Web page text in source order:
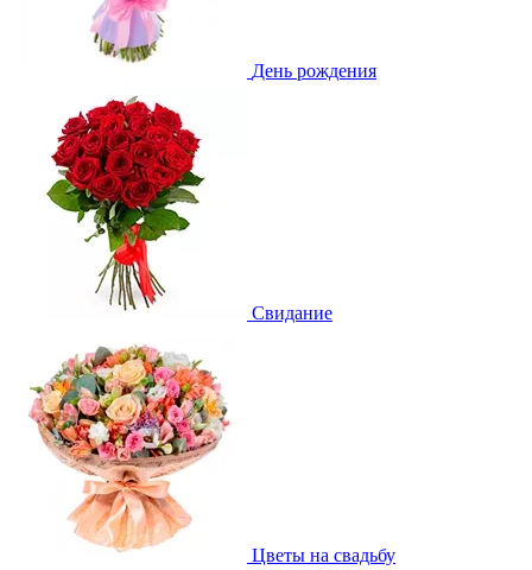
День рождения
Свидание
Цветы на свадьбу